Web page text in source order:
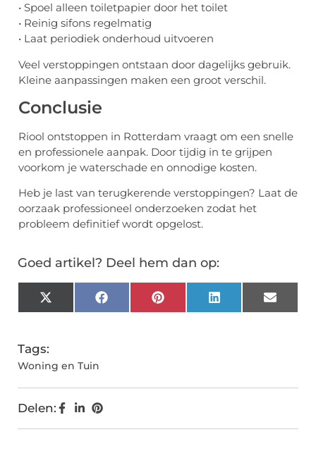
• Spoel alleen toiletpapier door het toilet
• Reinig sifons regelmatig
• Laat periodiek onderhoud uitvoeren
Veel verstoppingen ontstaan door dagelijks gebruik.
Kleine aanpassingen maken een groot verschil.
Conclusie
Riool ontstoppen in Rotterdam vraagt om een snelle
en professionele aanpak. Door tijdig in te grijpen
voorkom je waterschade en onnodige kosten.
Heb je last van terugkerende verstoppingen? Laat de
oorzaak professioneel onderzoeken zodat het
probleem definitief wordt opgelost.
Goed artikel? Deel hem dan op:
X
(Twitter)
FacebookPinterestLinkedInEmail
Tags:
Woning en Tuin
Delen: